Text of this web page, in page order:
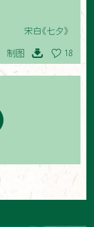
宋白《七夕》
制图 18